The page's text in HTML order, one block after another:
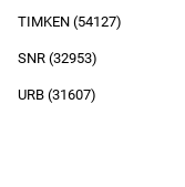
TIMKEN (54127)
SNR (32953)
URB (31607)